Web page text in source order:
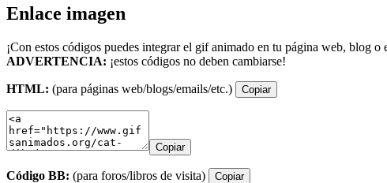
Enlace imagen
¡Con estos códigos puedes integrar el gif animado en tu página web, blog o
ADVERTENCIA: ¡estos códigos no deben cambiarse!
HTML: (para páginas web/blogs/emails/etc.) Copiar
Copiar
Código BB: (para foros/libros de visita) Copiar